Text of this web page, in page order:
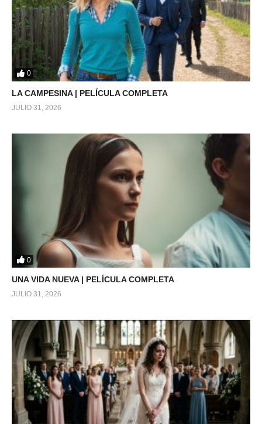
0
LA CAMPESINA | PELÍCULA COMPLETA
JULIO 31, 2026
0
UNA VIDA NUEVA | PELÍCULA COMPLETA
JULIO 31, 2026